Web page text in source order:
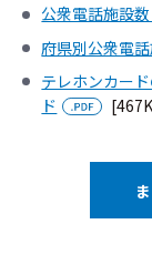
公衆電話施設数
府県別公衆電
テレホンカー
ド